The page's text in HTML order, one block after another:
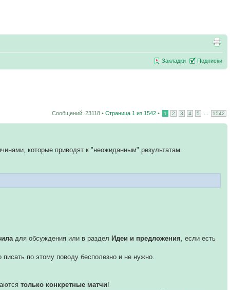
Закладки Подписки
Сообщений: 23118 • Страница 1 из 1542 • 1 2 3 4 5 1542
которые приводят к "неожиданным" результатам.
для обсуждения или в разделИдеи и предложения , если есть
по этому поводу бесполезно и не нужно.
только конкретные матчи!